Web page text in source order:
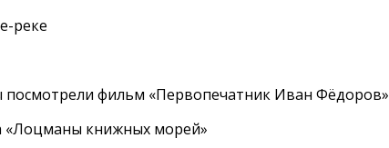
реке
фильм «Первопечатник Иван Фёдоров»
«Лоцманы книжных морей»